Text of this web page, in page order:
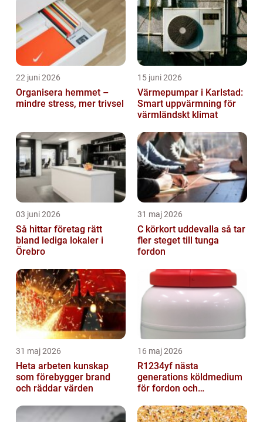
22 juni 2026
Organisera hemmet –
mindre stress, mer trivsel
15 juni 2026
Värmepumpar i Karlstad:
Smart uppvärmning för
värmländskt klimat
03 juni 2026
Så hittar företag rätt
bland lediga lokaler i
Örebro
31 maj 2026
C körkort uddevalla så tar
fler steget till tunga
fordon
31 maj 2026
Heta arbeten kunskap
som förebygger brand
och räddar värden
16 maj 2026
R1234yf nästa
generations köldmedium
för fordon och